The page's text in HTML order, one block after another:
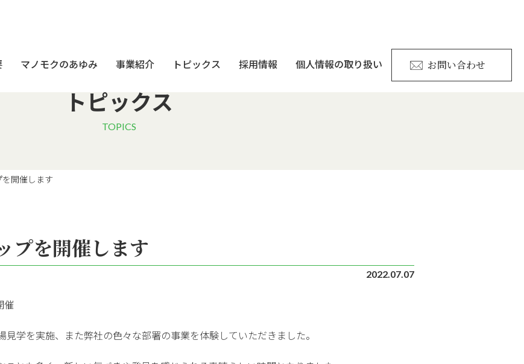
マノモクのあゆみ 事業紹介 トピックス 採用情報 個人情報の取り扱い お問い合わせ
トピックス
TOPICS
開催します
プを開催します
2022.07.07
催
学を実施、また弊社の色々な部署の事業を体験していただきました。